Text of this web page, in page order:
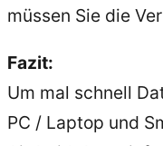
müssen Sie die
Fazit:
Um mal schnell
PC / Laptop und